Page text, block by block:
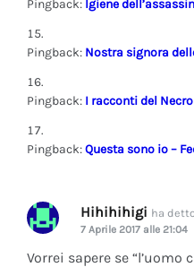
Pingback: Igiene
Pingback: Nostra signora
Pingback: I racconti del
Pingback:Questa sono io –
Hihihihigi ha
7 Aprile 2017 alle 21:04
Vorrei sapere se